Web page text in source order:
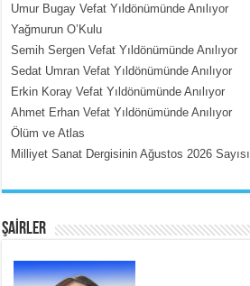
MEHMET ÇOBAN
İçerdeki Put Dışardaki Maskeler...
Umur Bugay Vefat Yıldönümünde Anılıyor
Yağmurun O’Kulu
Semih Sergen Vefat Yıldönümünde Anılıyor
Sedat Umran Vefat Yıldönümünde Anılıyor
Erkin Koray Vefat Yıldönümünde Anılıyor
Ahmet Erhan Vefat Yıldönümünde Anılıyor
Ölüm ve Atlas
Milliyet Sanat Dergisinin Ağustos 2026 Sayısı
ŞAİRLER